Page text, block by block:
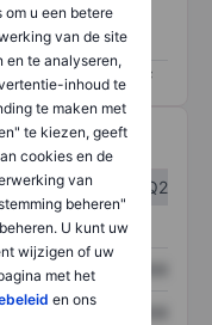
u een betere
van de site
en te analyseren,
inhoud te
te maken met
te kiezen, geeft
cookies en de
van
beheren"
U kunt uw
wijzigen of uw
met het
en ons
Q1
Q2
XXXXXXX